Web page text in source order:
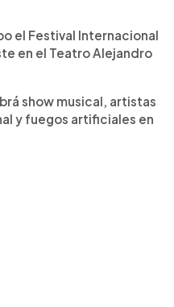
el Festival Internacional
en el Teatro Alejandro
show musical, artistas
y fuegos artificiales en